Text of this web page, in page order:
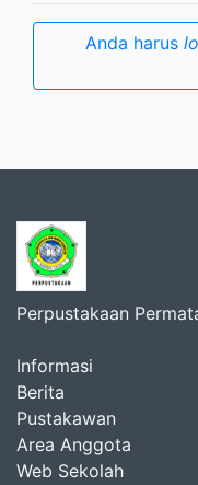
Anda harus
Perpustakaan
Informasi
Berita
Pustakawan
Area Anggota
Web Sekolah